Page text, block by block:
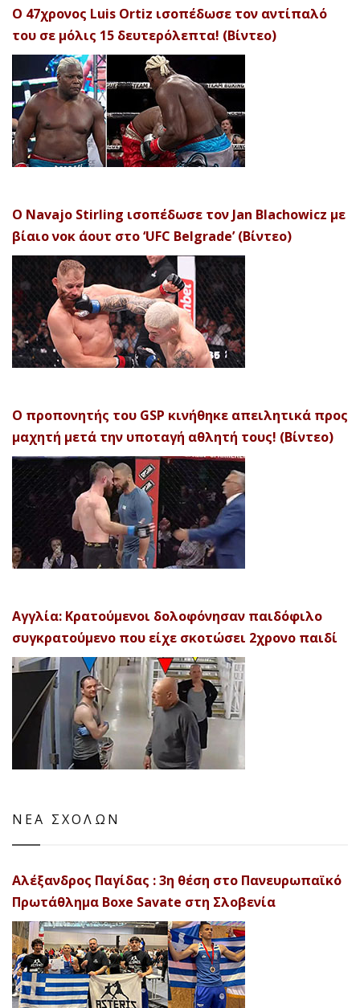
Ο 47χρονος Luis Ortiz ισοπέδωσε τον αντίπαλό
του σε μόλις 15 δευτερόλεπτα! (Βίντεο)
Ο Navajo Stirling ισοπέδωσε τον Jan Blachowicz με
βίαιο νοκ άουτ στο ‘UFC Belgrade’ (Βίντεο)
Ο προπονητής του GSP κινήθηκε απειλητικά προς
μαχητή μετά την υποταγή αθλητή τους! (Βίντεο)
Αγγλία: Κρατούμενοι δολοφόνησαν παιδόφιλο
συγκρατούμενο που είχε σκοτώσει 2χρονο παιδί
ΝΕΑ ΣΧΟΛΩΝ
Αλέξανδρος Παγίδας : 3η θέση στο Πανευρωπαϊκό
Πρωτάθλημα Boxe Savate στη Σλοβενία